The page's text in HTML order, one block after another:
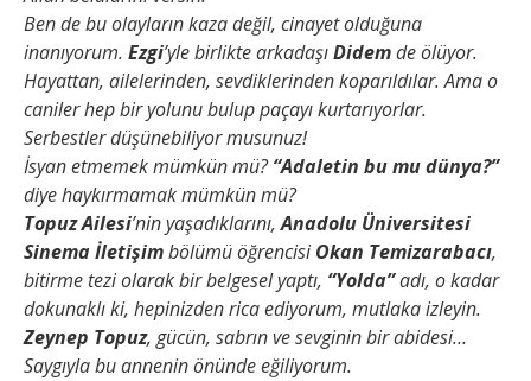
Ben de bu olayların kaza değil, cinayet olduğuna
inanıyorum. Ezgi’yle birlikte arkadaşıDidemde ölüyor.
Hayattan, ailelerinden, sevdiklerinden koparıldılar. Ama o
caniler hep bir yolunu bulup paçayı kurtarıyorlar.
Serbestler düşünebiliyor musunuz!
İsyan etmemek mümkün mü?“Adaletin bu mu dünya?”
diye haykırmamak mümkün mü?
Topuz Ailesi’nin yaşadıklarını,Anadolu Üniversitesi
Sinema İletişimbölümü öğrencisiOkan Temizarabacı,
bitirme tezi olarak bir belgesel yaptı, “Yolda”adı, o kadar
dokunaklı ki, hepinizden rica ediyorum, mutlaka izleyin.
Zeynep Topuz, gücün, sabrın ve sevginin bir abidesi…
Saygıyla bu annenin önünde eğiliyorum.